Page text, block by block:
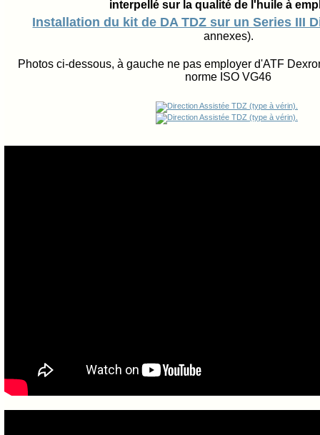
interpellé sur la qualité de l'huile à
Installation du kit de DA TDZ sur un Series III
annexes).
Photos ci-dessous, à gauche ne pas employer d'ATF
norme ISO VG46